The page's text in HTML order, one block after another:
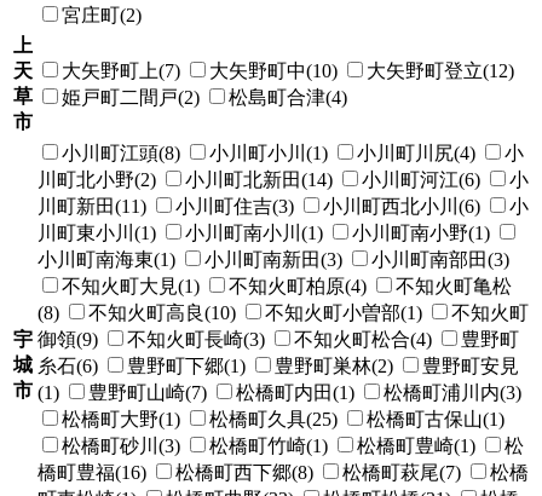
宮庄町(2)
上
天
草
市
大矢野町上(7) 大矢野町中(10)
大矢野町登立(12)
姫戸町二間戸(2)
松島町合津(4)
宇
城
市
小川町江頭(8) 小川町小川(1) 小川町川尻(4)
小
川町北小野(2)
小川町北新田(14) 小川町河江(6)
小
川町新田(11)
小川町住吉(3) 小川町西北小川(6)
小
川町東小川(1)
小川町南小川(1)
小川町南小野(1)
小川町南海東(1)
小川町南新田(3)
小川町南部田(3)
不知火町大見(1)
不知火町柏原(4)
不知火町亀松
(8)
不知火町高良(10) 不知火町小曽部(1)
不知火町
御領(9)
不知火町長崎(3) 不知火町松合(4)
豊野町
糸石(6)
豊野町下郷(1) 豊野町巣林(2)
豊野町安見
(1)
豊野町山崎(7) 松橋町内田(1)
松橋町浦川内(3)
松橋町大野(1)
松橋町久具(25)
松橋町古保山(1)
松橋町砂川(3)
松橋町竹崎(1) 松橋町豊崎(1)
松
橋町豊福(16)
松橋町西下郷(8) 松橋町萩尾(7)
松橋